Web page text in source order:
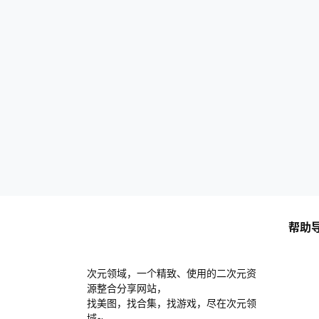
次元领域，一个精致、使用的二次元资
源整合分享网站，
找美图，找合集，找游戏，尽在次元领
帮助